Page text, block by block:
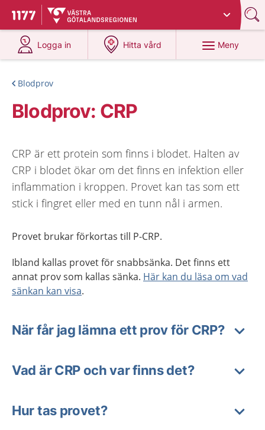
Till startsidan för 1177
Du har valt region
Logga in
på 1177.se
Hitta vård
på 1177.se
Meny
Blodprov
Blodprov: CRP
CRP är ett protein som finns i blodet. Halten av
CRP i blodet ökar om det finns en infektion eller
inflammation i kroppen. Provet kan tas som ett
stick i fingret eller med en tunn nål i armen.
Provet brukar förkortas till P-CRP.
Ibland kallas provet för snabbsänka. Det finns ett
annat prov som kallas sänka. Här kan du läsa om vad
sänkan kan visa.
När får jag lämna ett prov för CRP?
Vad är CRP och var finns det?
Hur tas provet?